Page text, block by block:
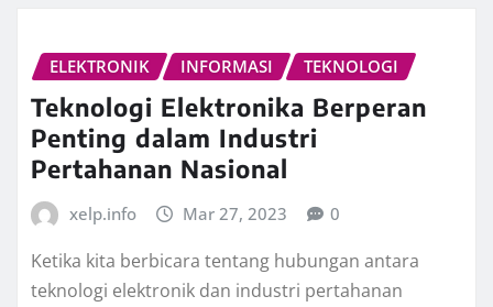
ELEKTRONIK INFORMASI TEKNOLOGI
Teknologi Elektronika Berperan
Penting dalam Industri
Pertahanan Nasional
xelp.info Mar 27, 2023 0
Ketika kita berbicara tentang hubungan antara
teknologi elektronik dan industri pertahanan